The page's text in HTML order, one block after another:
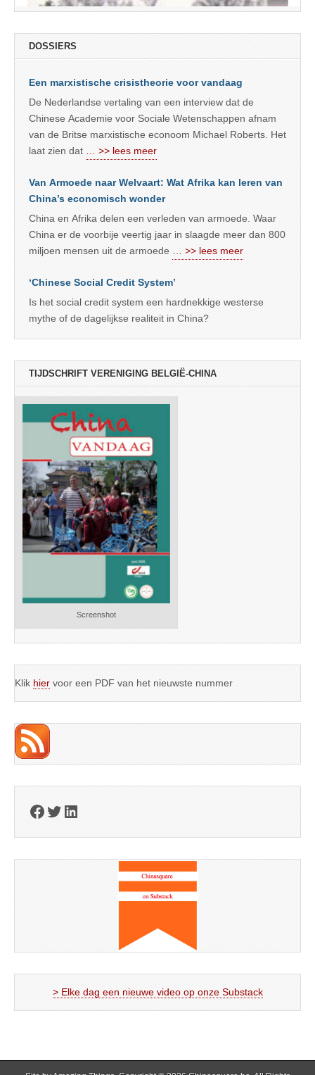
DOSSIERS
Een marxistische crisistheorie voor vandaag
De Nederlandse vertaling van een interview dat de
Chinese Academie voor Sociale Wetenschappen afnam
van de Britse marxistische econoom Michael Roberts. Het
laat zien dat … >> lees meer
Van Armoede naar Welvaart: Wat Afrika kan leren van
China’s economisch wonder
China en Afrika delen een verleden van armoede. Waar
China er de voorbije veertig jaar in slaagde meer dan 800
miljoen mensen uit de armoede … >> lees meer
‘Chinese Social Credit System’
Is het social credit system een hardnekkige westerse
mythe of de dagelijkse realiteit in China?
TIJDSCHRIFT VERENIGING BELGIË-CHINA
Screenshot
Klik hier voor een PDF van het nieuwste nummer
Facebook
Twitter
LinkedIn
> Elke dag een nieuwe video op onze Substack